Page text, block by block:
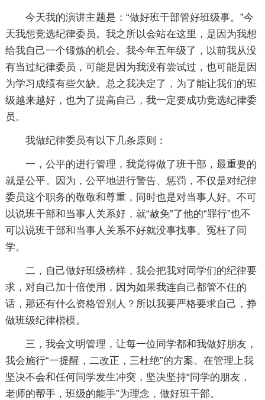
今天我的演讲主题是：“做好班干部管好班级事。”今
天我想竞选纪律委员。我之所以会站在这里，是因为我想
给我自己一个锻炼的机会。我今年五年级了，以前我从没
有当过纪律委员，可能是因为我没有尝试过，也可能是因
为学习成绩有些欠缺。总之我决定了，为了能让我们的班
级越来越好，也为了提高自己，我一定要成功竞选纪律委
员。
我做纪律委员有以下几条原则：
一，公平的进行管理，我觉得做了班干部，最重要的
就是公平。因为，公平地进行警告、惩罚，不仅是对纪律
委员这个职务的敬敬和尊重，同时也是对当事人好。不可
以说班干部和当事人关系好，就“赦免”了他的“罪行”也不
可以说班干部和当事人关系不好就没事找事。冤枉了同
学。
二，自己做好班级榜样，我会把我对同学们的纪律要
求，对自己加十倍使用，因为如果我连自己都管不住的
话，那还有什么资格管别人？所以我要严格要求自己，挣
做班级纪律楷模。
三，我会文明管理，让每一位同学都和我做好朋友，
我会施行“一提醒，二改正，三杜绝”的方案。在管理上我
坚决不会和任何同学发生冲突，坚决坚持“同学的朋友，
老师的帮手，班级的能手”为理念，做好班干部。